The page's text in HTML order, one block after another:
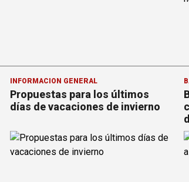
INFORMACION GENERAL
Propuestas para los últimos
días de vacaciones de invierno